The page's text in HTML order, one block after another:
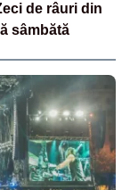
de râuri din
sâmbătă